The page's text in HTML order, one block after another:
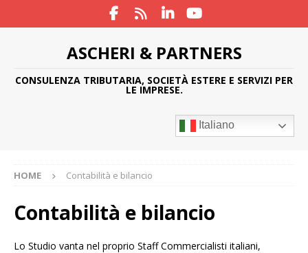
ASCHERI & PARTNERS
CONSULENZA TRIBUTARIA, SOCIETÀ ESTERE E SERVIZI PER
LE IMPRESE.
Italiano
HOME Contabilità e bilancio
Contabilità e bilancio
Lo Studio vanta nel proprio Staff Commercialisti italiani,